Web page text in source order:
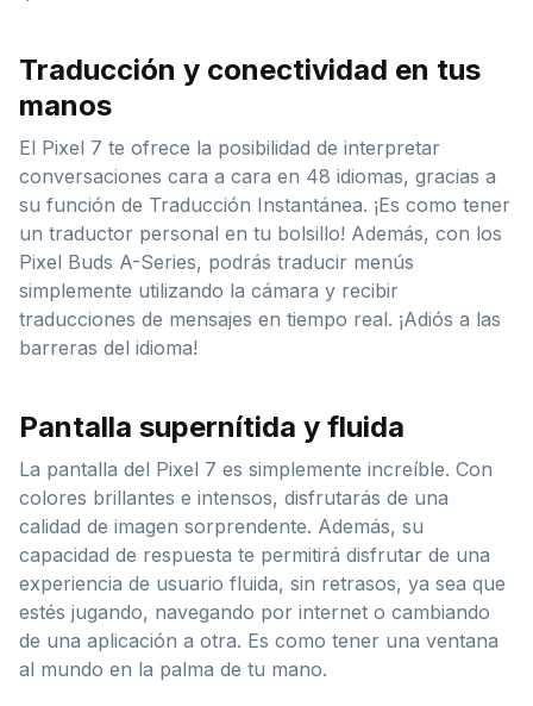
Traducción y conectividad en tus
manos
El Pixel 7 te ofrece la posibilidad de interpretar
conversaciones cara a cara en 48 idiomas, gracias a
su función de Traducción Instantánea. ¡Es como tener
un traductor personal en tu bolsillo! Además, con los
Pixel Buds A-Series, podrás traducir menús
simplemente utilizando la cámara y recibir
traducciones de mensajes en tiempo real. ¡Adiós a las
barreras del idioma!
Pantalla supernítida y fluida
La pantalla del Pixel 7 es simplemente increíble. Con
colores brillantes e intensos, disfrutarás de una
calidad de imagen sorprendente. Además, su
capacidad de respuesta te permitirá disfrutar de una
experiencia de usuario fluida, sin retrasos, ya sea que
estés jugando, navegando por internet o cambiando
de una aplicación a otra. Es como tener una ventana
al mundo en la palma de tu mano.